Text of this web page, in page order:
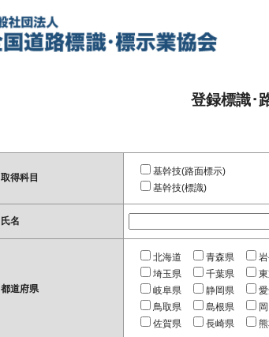
登録標識･
取得科目
基幹技(路面標示)
基幹技(標識)
氏名
都道府県
北海道 青森県
埼玉県
千葉県
岐阜県
静岡県
鳥取県
島根県
佐賀県
長崎県